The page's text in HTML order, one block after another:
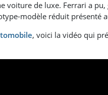
voiture de luxe. Ferrari a pu,
modèle réduit présenté
, voici la vidéo qui